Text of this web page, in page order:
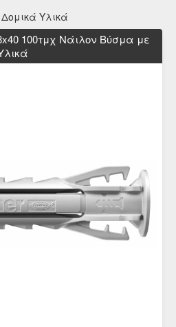
Υλικά
100τμχ Νάιλον Βύσμα με